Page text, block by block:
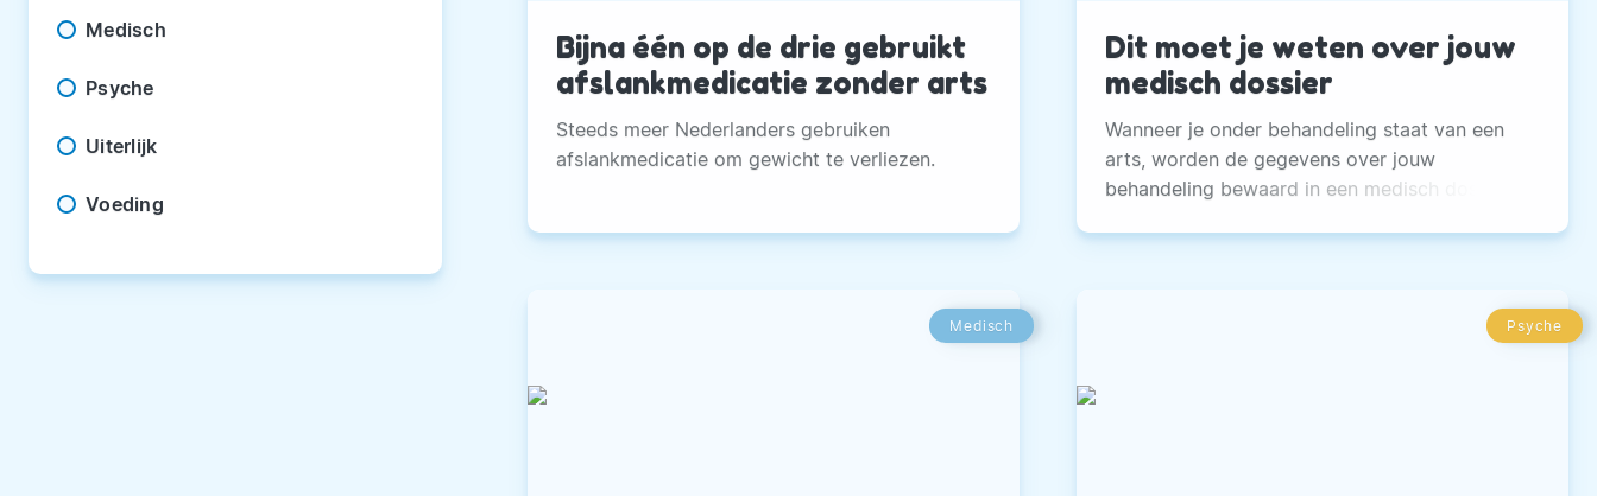
Medisch
Psyche
Uiterlijk
Voeding
Bijna één op de drie gebruikt
afslankmedicatie zonder arts
Steeds meer Nederlanders gebruiken
afslankmedicatie om gewicht te verliezen.
Dit moet je weten over jouw
medisch dossier
Wanneer je onder behandeling staat van een
arts, worden de gegevens over jouw
behandeling bewaard in een medisch dossier.
Medisch Psyche